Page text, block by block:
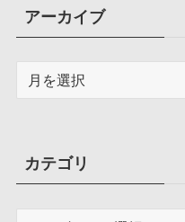
アーカイブ
ブカテゴリ